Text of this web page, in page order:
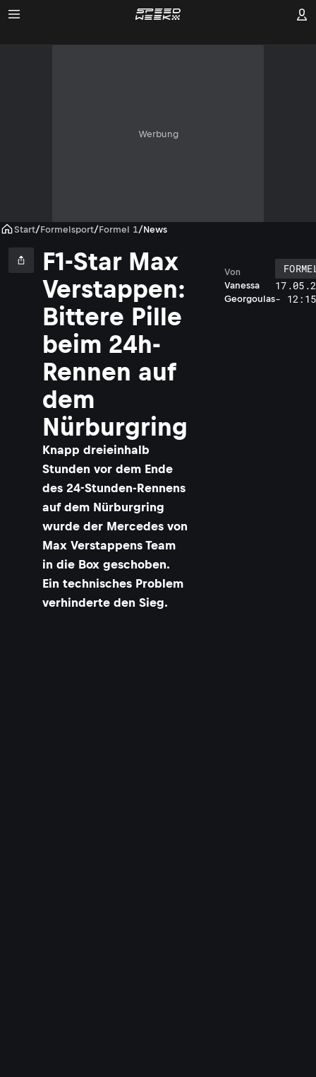
Werbung
Start/Formelsport/Formel 1/News
F1-Star Max
Verstappen:
Bittere Pille
beim 24h-
Rennen auf
dem
Nürburgring
Knapp dreieinhalb
Stunden vor dem Ende
des 24-Stunden-Rennens
auf dem Nürburgring
wurde der Mercedes von
Max Verstappens Team
in die Box geschoben.
Ein technisches Problem
verhinderte den Sieg.
Vanessa
Georgoulas
Von
- 12:15